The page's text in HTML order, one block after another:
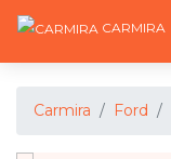
CARMIRA
Carmira Ford